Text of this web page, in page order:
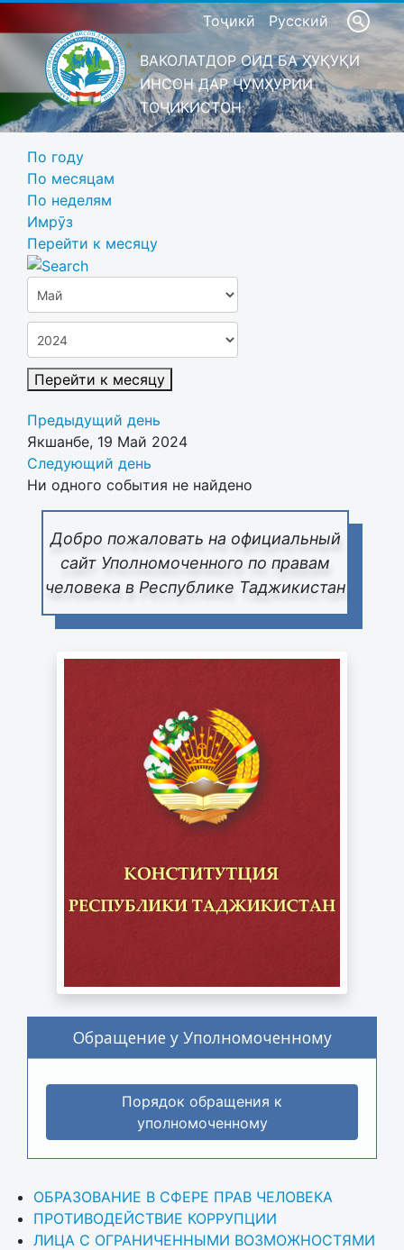
Тоҷикӣ Русский
ВАКОЛАТДОР ОИД БА ҲУҚУҚИ
ИНСОН ДАР ҶУМҲУРИИ
ТОҶИКИСТОН
Добро пожаловать на официальный
сайт Уполномоченного по правам
человека в Республике Таджикистан
Обращение у Уполномоченному
Порядок обращения к
уполномоченному
ОБРАЗОВАНИЕ В СФЕРЕ ПРАВ ЧЕЛОВЕКА
ПРОТИВОДЕЙСТВИЕ КОРРУПЦИИ
ЛИЦА С ОГРАНИЧЕННЫМИ ВОЗМОЖНОСТЯМИ
По году
По месяцам
По неделям
Имрӯз
Перейти к месяцу
Перейти к месяцу
Предыдущий день
Якшанбе, 19 Май 2024
Следующий день
Ни одного события не найдено